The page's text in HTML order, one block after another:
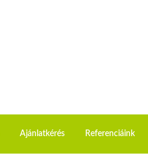
Ajánlatkérés Referenciáink